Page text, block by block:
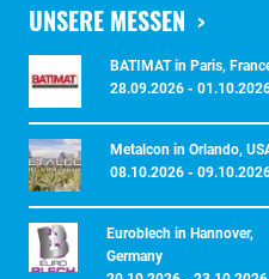
UNSERE MESSEN
BATIMAT in Paris,
28.09.2026 -
Metalcon in Orlando,
08.10.2026 -
Euroblech in Hannover,
Germany